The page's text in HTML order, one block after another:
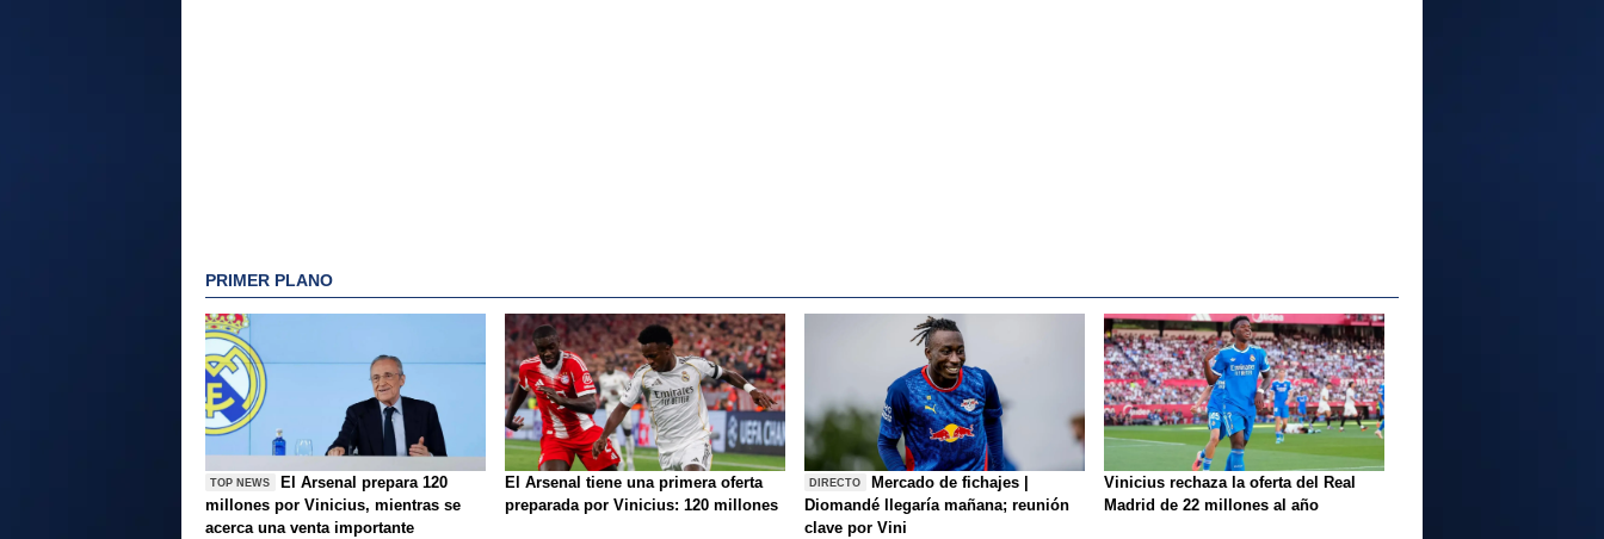
PRIMER PLANO
TOP NEWS
El Arsenal prepara 120
millones por Vinicius, mientras se
acerca una venta importante
El Arsenal tiene una primera oferta
preparada por Vinicius: 120 millones
DIRECTO
Mercado de fichajes |
Diomandé llegaría mañana; reunión
clave por Vini
Vinicius rechaza la oferta del Real
Madrid de 22 millones al año